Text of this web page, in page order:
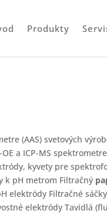
Produkty
(AAS) svetových
a ICP-MS
kyvety pre
k pH metrom Filtračný
elektródy Filtračné
elektródy Tavidlá